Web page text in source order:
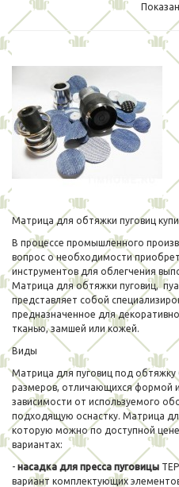
Матрица для обтяжки пуговиц
В процессе промышленного
вопрос о необходимости
инструментов для облегчения
Матрица для обтяжки пуговиц,
представляет собой
предназначенное для
тканью, замшей или кожей.
Виды
Матрица для пуговиц под обтяжку
размеров, отличающихся формой
зависимости от используемого
подходящую оснастку. Матрица
которую можно по доступной
вариантах:
- насадка для пресса пуговицы
вариант комплектующих